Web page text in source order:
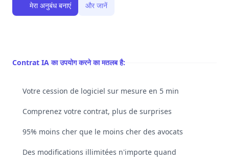
मेरा अनुबंध बनाएं और जानें
Contrat IA का उपयोग करने का मतलब है:
Votre cession de logiciel sur mesure en 5 min
Comprenez votre contrat, plus de surprises
95% moins cher que le moins cher des avocats
Des modifications illimitées n'importe quand